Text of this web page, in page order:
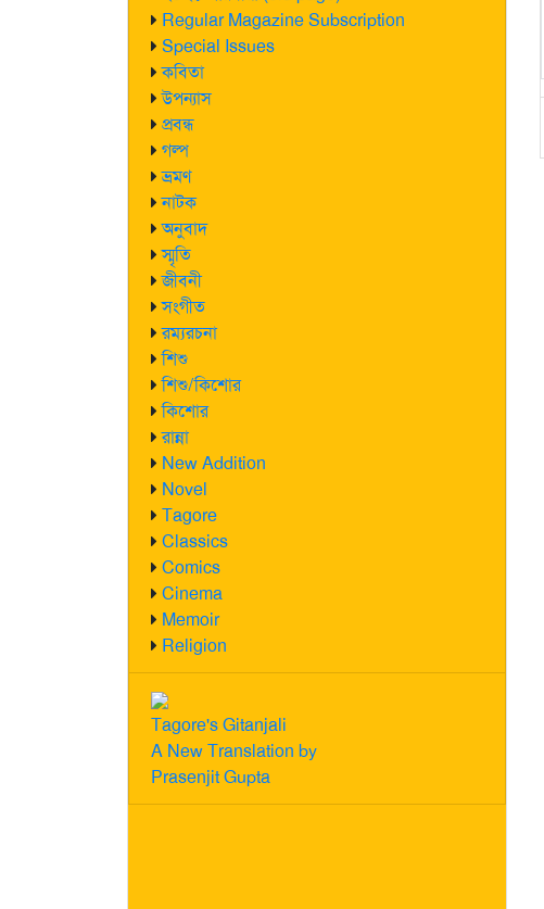
Regular Magazine Subscription
Special Issues
কবিতা
উপন্যাস
প্রবন্ধ
গল্প
ভ্রমণ
নাটক
অনুবাদ
স্মৃতি
জীবনী
সংগীত
রম্যরচনা
শিশু
শিশু/কিশোর
কিশোর
রান্না
New Addition
Novel
Tagore
Classics
Comics
Cinema
Memoir
Religion
Tagore's Gitanjali
A New Translation by
Prasenjit Gupta